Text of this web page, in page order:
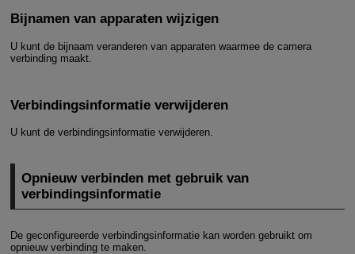
Bijnamen van apparaten wijzigen
U kunt de bijnaam veranderen van apparaten waarmee de camera
verbinding maakt.
Verbindingsinformatie verwijderen
U kunt de verbindingsinformatie verwijderen.
Opnieuw verbinden met gebruik van
verbindingsinformatie
De geconfigureerde verbindingsinformatie kan worden gebruikt om
opnieuw verbinding te maken.